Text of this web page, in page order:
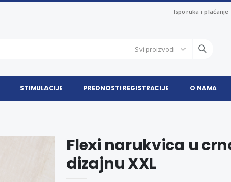
Isporuka i plaćanje
STIMULACIJE PREDNOSTI REGISTRACIJE O NAMA
Flexi narukvica u
dizajnu XXL